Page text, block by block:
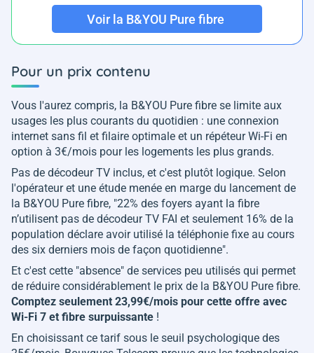
Voir la B&YOU Pure fibre
Pour un prix contenu
Vous l'aurez compris, la B&YOU Pure fibre se limite aux
usages les plus courants du quotidien : une connexion
internet sans fil et filaire optimale et un répéteur Wi-Fi en
option à 3€/mois pour les logements les plus grands.
Pas de décodeur TV inclus, et c'est plutôt logique. Selon
l'opérateur et une étude menée en marge du lancement de
la B&YOU Pure fibre, "22% des foyers ayant la fibre
n’utilisent pas de décodeur TV FAI et seulement 16% de la
population déclare avoir utilisé la téléphonie fixe au cours
des six derniers mois de façon quotidienne".
Et c'est cette "absence" de services peu utilisés qui permet
de réduire considérablement le prix de la B&YOU Pure fibre.
Comptez seulement 23,99€/mois pour cette offre avec
Wi-Fi 7 et fibre surpuissante !
En choisissant ce tarif sous le seuil psychologique des